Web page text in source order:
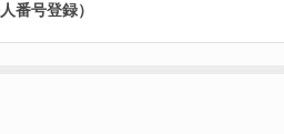
番号登録）